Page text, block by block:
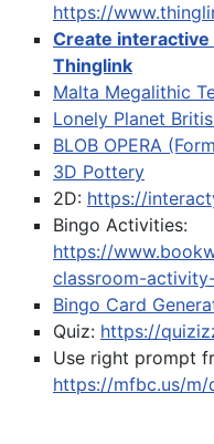
https://
Create
Thinglink
Malta Megalithic
Lonely Planet
BLOB OPERA
3D Pottery
2D: https://
Bingo Activities:
https://
classroom-
Bingo Card
Quiz: https://
Use right prompt
https://mfbc.us/m/